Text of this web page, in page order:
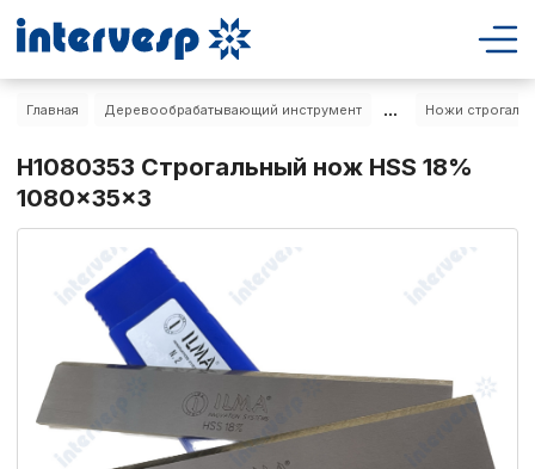
Главная Деревообрабатывающий инструмент ... Ножи
H1080353 Строгальный нож HSS 18%
1080x35x3